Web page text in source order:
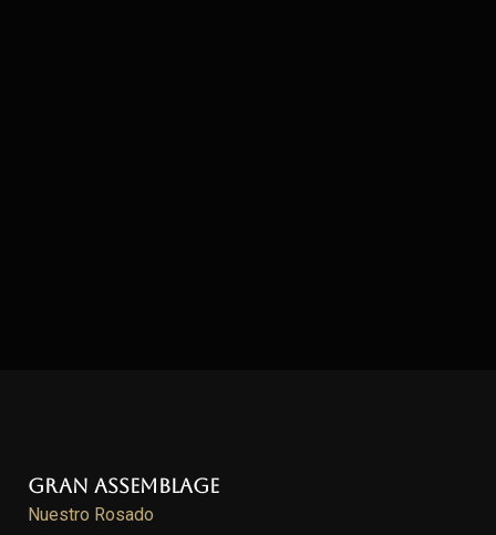
Gran Assemblage
Nuestro Rosado